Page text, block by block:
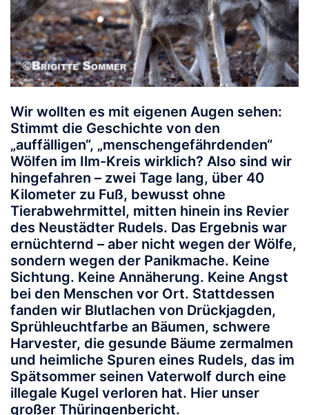
Wir wollten es mit eigenen Augen sehen:
Stimmt die Geschichte von den
„auffälligen“, „menschengefährdenden“
Wölfen im Ilm-Kreis wirklich? Also sind wir
hingefahren – zwei Tage lang, über 40
Kilometer zu Fuß, bewusst ohne
Tierabwehrmittel, mitten hinein ins Revier
des Neustädter Rudels. Das Ergebnis war
ernüchternd – aber nicht wegen der Wölfe,
sondern wegen der Panikmache. Keine
Sichtung. Keine Annäherung. Keine Angst
bei den Menschen vor Ort. Stattdessen
fanden wir Blutlachen von Drückjagden,
Sprühleuchtfarbe an Bäumen, schwere
Harvester, die gesunde Bäume zermalmen
und heimliche Spuren eines Rudels, das im
Spätsommer seinen Vaterwolf durch eine
illegale Kugel verloren hat. Hier unser
großer Thüringenbericht.